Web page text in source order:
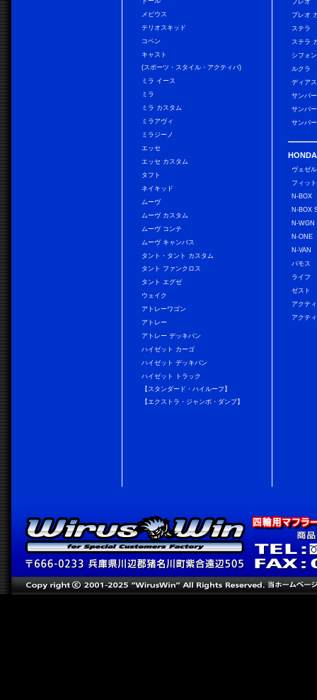
メビウス
テリオスキッド
コペン
キャスト
(スポーツ・スタイル・アクティバ)
ミラ イース
ミラ
ミラ カスタム
ミラアヴィ
ミラジーノ
エッセ
エッセ カスタム
タフト
ネイキッド
ムーヴ
ムーヴ カスタム
ムーヴ コンテ
ムーヴ キャンバス
タント・タント カスタム
タント ファンクロス
タント エグゼ
ウェイク
アトレーワゴン
アトレー
アトレー デッキバン
ハイゼット カーゴ
ハイゼット デッキバン
ハイゼット トラック
【スタンダード・ハイルーフ】
【エクストラ・ジャンボ・ダンプ】
プレオ
プレオ
ステラ
ステラ
シフォ
ルクラ
ディア
サンバ
サンバ
サンバ
HONDA
ヴェゼル
フィット
N-BOX
N-BOX
N-WGN
N-ONE
N-VAN
バモス
ライフ
ゼスト
アクテ
アクテ